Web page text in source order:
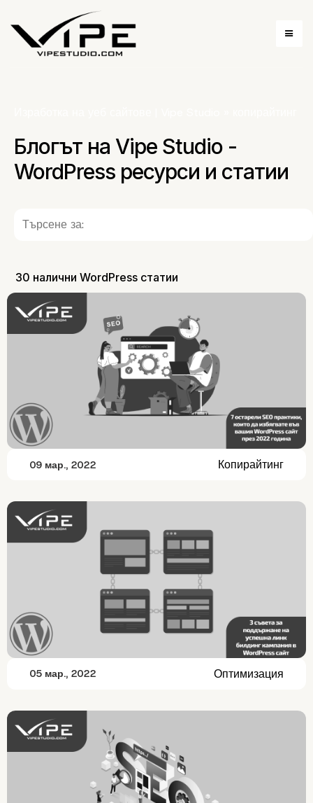
Блогът на Vipe Studio -
WordPress ресурси и статии
30 налични WordPress статии
09 мар., 2022 Копирайтинг
05 мар., 2022 Оптимизация